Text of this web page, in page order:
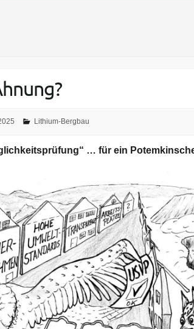
Lithium-Bergbau
… für ein